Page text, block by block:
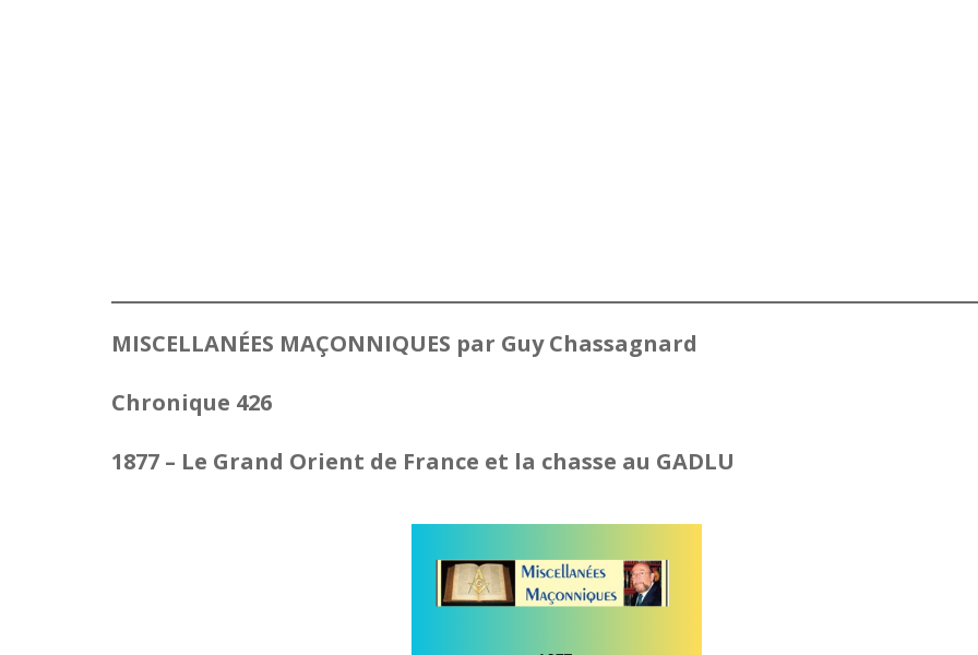
MISCELLANÉES MAÇONNIQUES par Guy Chassagnard
Chronique 426
1877 – Le Grand Orient de France et la chasse au GADLU